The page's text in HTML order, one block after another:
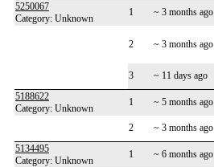
5250067
Category: Unknown
1 ~ 3 months ago
2 ~ 3 months ago
3
~ 11 days ago
5188622
Category: Unknown
1 ~ 5 months ago
2
~ 3 months ago
5134495
Category: Unknown
1 ~ 6 months ago